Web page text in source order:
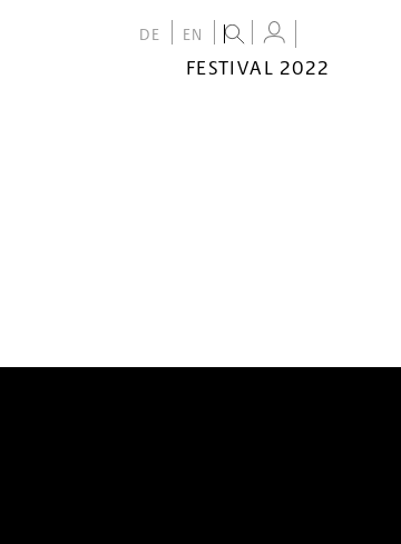
DE EN
FESTIVAL 2022